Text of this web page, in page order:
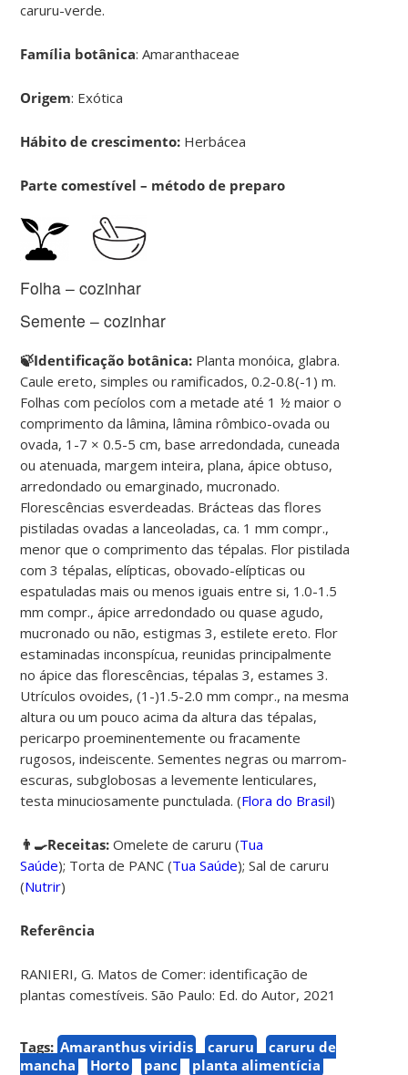
caruru-verde.
Família botânica: Amaranthaceae
Origem: Exótica
Hábito de crescimento: Herbácea
Parte comestível – método de preparo
Folha – cozinhar
Semente – cozinhar
🍃Identificação botânica: Planta monóica, glabra.
Caule ereto, simples ou ramificados, 0.2-0.8(-1) m.
Folhas com pecíolos com a metade até 1 ½ maior o
comprimento da lâmina, lâmina rômbico-ovada ou
ovada, 1-7 × 0.5-5 cm, base arredondada, cuneada
ou atenuada, margem inteira, plana, ápice obtuso,
arredondado ou emarginado, mucronado.
Florescências esverdeadas. Brácteas das flores
pistiladas ovadas a lanceoladas, ca. 1 mm compr.,
menor que o comprimento das tépalas. Flor pistilada
com 3 tépalas, elípticas, obovado-elípticas ou
espatuladas mais ou menos iguais entre si, 1.0-1.5
mm compr., ápice arredondado ou quase agudo,
mucronado ou não, estigmas 3, estilete ereto. Flor
estaminadas inconspícua, reunidas principalmente
no ápice das florescências, tépalas 3, estames 3.
Utrículos ovoides, (1-)1.5-2.0 mm compr., na mesma
altura ou um pouco acima da altura das tépalas,
pericarpo proeminentemente ou fracamente
rugosos, indeiscente. Sementes negras ou marrom-
escuras, subglobosas a levemente lenticulares,
testa minuciosamente punctulada. (Flora do Brasil)
👨‍🍳Receitas:Omelete de caruru (Tua
Saúde); Torta de PANC (Tua Saúde);Sal de caruru
(Nutrir)
Referência
RANIERI, G. Matos de Comer: identificação de
plantas comestíveis. São Paulo: Ed. do Autor, 2021
Tags: Amaranthus viridis caruru
caruru de
mancha
Horto panc planta alimentícia